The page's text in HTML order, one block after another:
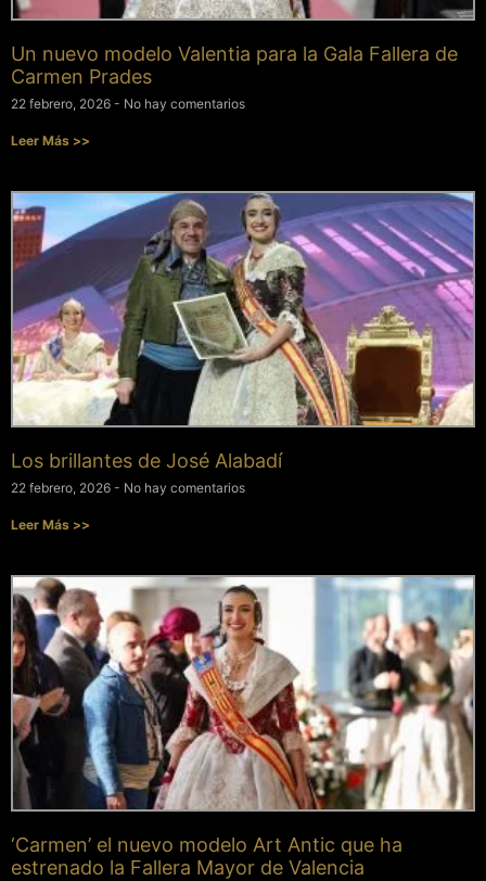
Un nuevo modelo Valentia para la Gala Fallera de
Carmen Prades
22 febrero, 2026 No hay comentarios
Leer Más >>
Los brillantes de José Alabadí
22 febrero, 2026 No hay comentarios
Leer Más >>
‘Carmen’ el nuevo modelo Art Antic que ha
estrenado la Fallera Mayor de Valencia
963 237 952
963 638 068
art-antic@art-antic.net
Lunes a Viernes 9 a 13.30 – 17 a 20 h.